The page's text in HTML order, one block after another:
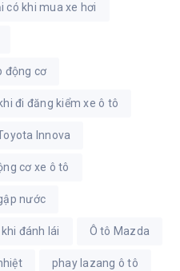
có khi mua xe hơi
động cơ
đi đăng kiểm xe ô tô
Innova
cơ xe ô tô
nước
đánh lái Ô tô Mazda
phay lazang ô tô